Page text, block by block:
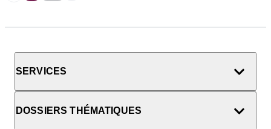
SERVICES
DOSSIERS THÉMATIQUES